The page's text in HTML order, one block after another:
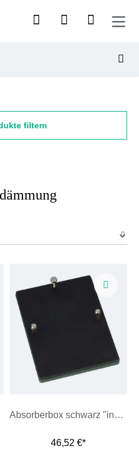
filtern
Absorberbox schwarz "inno"
46,52 €*